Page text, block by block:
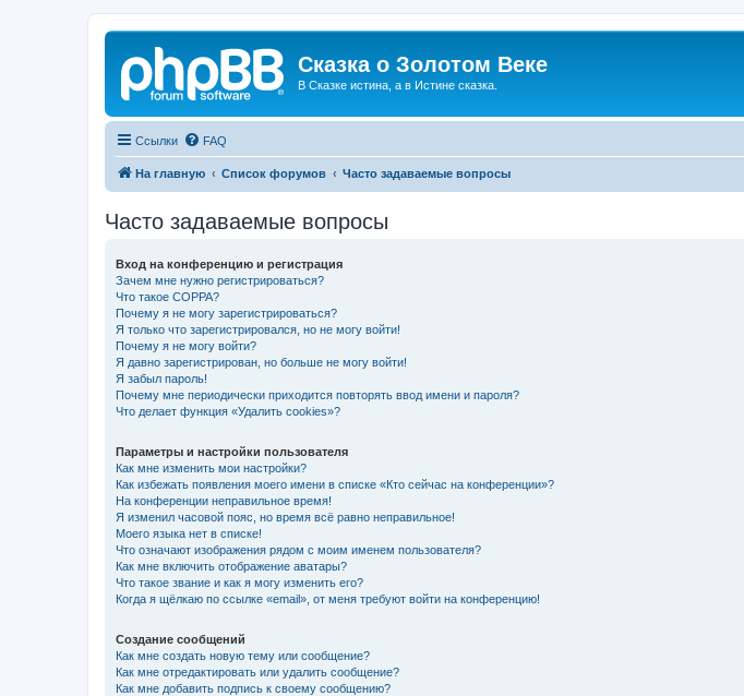
Сказка о Золотом Веке
В Сказке истина, а в Истине сказка.
Ссылки FAQ
На главную Список форумов Часто задаваемые вопросы
Часто задаваемые вопросы
Вход на конференцию и регистрация
Зачем мне нужно регистрироваться?
Что такое COPPA?
Почему я не могу зарегистрироваться?
Я только что зарегистрировался, но не могу войти!
Почему я не могу войти?
Я давно зарегистрирован, но больше не могу войти!
Я забыл пароль!
Почему мне периодически приходится повторять ввод имени и пароля?
Что делает функция «Удалить cookies»?
Параметры и настройки пользователя
Как мне изменить мои настройки?
Как избежать появления моего имени в списке «Кто сейчас на конференции»?
На конференции неправильное время!
Я изменил часовой пояс, но время всё равно неправильное!
Моего языка нет в списке!
Что означают изображения рядом с моим именем пользователя?
Как мне включить отображение аватары?
Что такое звание и как я могу изменить его?
Когда я щёлкаю по ссылке «email», от меня требуют войти на конференцию!
Создание сообщений
Как мне создать новую тему или сообщение?
Как мне отредактировать или удалить сообщение?
Как мне добавить подпись к своему сообщению?